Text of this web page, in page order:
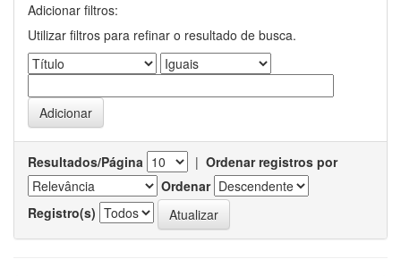
Adicionar filtros:
Utilizar filtros para refinar o resultado de busca.
Resultados/Página | Ordenar registros por
Ordenar
Registro(s)